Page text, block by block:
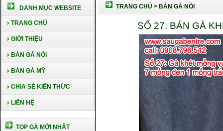
DANH MỤC WEBSITE
TRANG CHỦ
GIỚI THIỆU
BÁN GÀ NÒI
BÁN GÀ MỸ
CHIA SẺ KIẾN THỨC
LIÊN HỆ
TOP GÀ MỚI NHẤT
TRANG CHỦ > BÁN GÀ NÒI
SỐ 27. BÁN GÀ